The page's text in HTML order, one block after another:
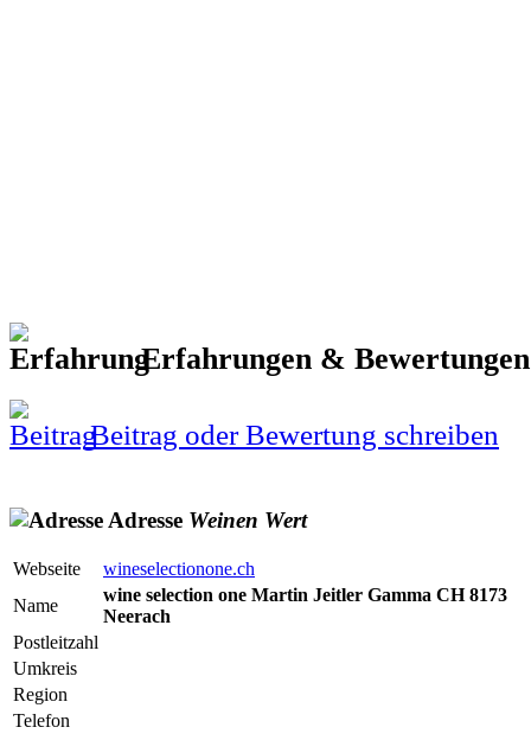
Erfahrungen &
Beitrag oder Bewertung schreiben
Adresse Weinen Wert
Webseite
wineselectionone.ch
Name
wine selection one Martin Jeitler Gamma CH 8173
Neerach
Postleitzahl
Umkreis
Region
Telefon